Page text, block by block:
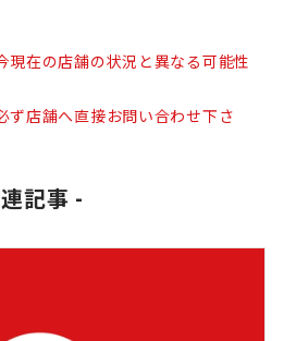
現在の店舗の状況と異なる可能性
ず店舗へ直接お問い合わせ下さ
記事 -